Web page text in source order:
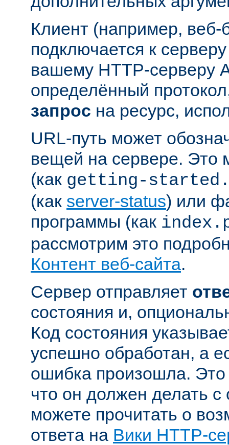
Клиент (например, веб-
подключается к
вашему HTTP-серверу
определённый
запрос на ресурс,
URL-путь может
вещей на сервере. Это
(как getting-
(как server-status) или
программы (как
рассмотрим это
Контент веб-сайта.
Сервер отправляет
состояния и,
Код состояния
успешно обработан, а
ошибка произошла. Это
что он должен делать
можете прочитать о
ответа на Вики HTTP-